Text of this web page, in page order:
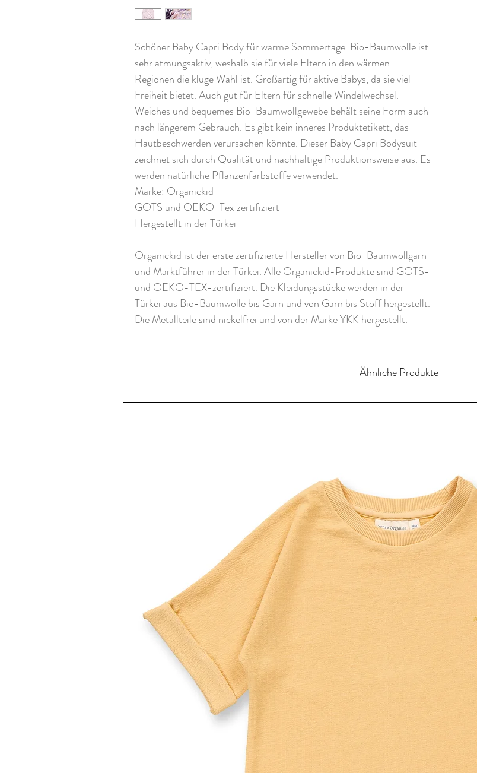
Schöner Baby Capri Body für warme Sommertage. Bio-Baumwolle ist
sehr atmungsaktiv, weshalb sie für viele Eltern in den wärmen
Regionen die kluge Wahl ist. Großartig für aktive Babys, da sie viel
Freiheit bietet. Auch gut für Eltern für schnelle Windelwechsel.
Weiches und bequemes Bio-Baumwollgewebe behält seine Form auch
nach längerem Gebrauch. Es gibt kein inneres Produktetikett, das
Hautbeschwerden verursachen könnte. Dieser Baby Capri Bodysuit
zeichnet sich durch Qualität und nachhaltige Produktionsweise aus. Es
werden natürliche Pflanzenfarbstoffe verwendet.
Marke: Organickid
GOTS und OEKO-Tex zertifiziert
Hergestellt in der Türkei
Organickid ist der erste zertifizierte Hersteller von Bio-Baumwollgarn
und Marktführer in der Türkei. Alle Organickid-Produkte sind GOTS-
und OEKO-TEX-zertifiziert. Die Kleidungsstücke werden in der
Türkei aus Bio-Baumwolle bis Garn und von Garn bis Stoff hergestellt.
Die Metallteile sind nickelfrei und von der Marke YKK hergestellt.
Ähnliche Produkte